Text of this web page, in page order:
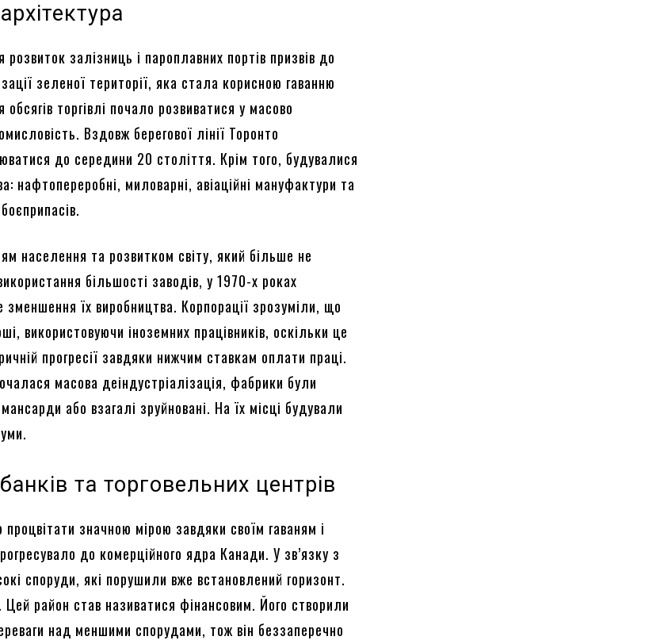
розвиток залізниць і пароплавних портів призвів до
зеленої території, яка стала корисною гаванню
торгівлі почало розвиватися у масово
Вздовж берегової лінії Торонто
до середини 20 століття. Крім того, будувалися
нафтопереробні, миловарні, авіаційні мануфактури та
населення та розвитком світу, який більше не
більшості заводів, у 1970-х роках
зменшення їх виробництва. Корпорації зрозуміли, що
використовуючи іноземних працівників, оскільки це
прогресії завдяки нижчим ставкам оплати праці.
масова деіндустріалізація, фабрики були
або взагалі зруйновані. На їх місці будували
та торговельних центрів
значною мірою завдяки своїм гаваням і
до комерційного ядра Канади. У зв’язку з
споруди, які порушили вже встановлений горизонт.
район став називатися фінансовим. Його створили
над меншими спорудами, тож він беззаперечно